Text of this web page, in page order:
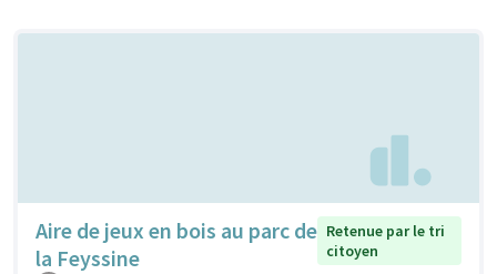
Aire de jeux en bois au parc de
la Feyssine
Retenue par le tri
citoyen